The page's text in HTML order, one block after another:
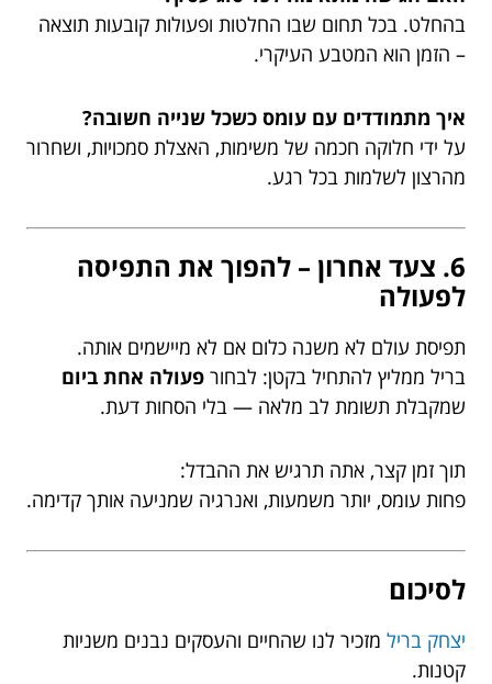
בהחלט. בכל תחום שבו החלטות ופעולות קובעות תוצאה
– הזמן הוא המטבע העיקרי.
איך מתמודדים עם עומס כשכל שנייה חשובה?
על ידי חלוקה חכמה של משימות, האצלת סמכויות, ושחרור
מהרצון לשלמות בכל רגע.
6. צעד אחרון – להפוך את התפיסה
לפעולה
תפיסת עולם לא משנה כלום אם לא מיישמים אותה.
בריל ממליץ להתחיל בקטן: לבחור פעולה אחת ביום
שמקבלת תשומת לב מלאה — בלי הסחות דעת.
תוך זמן קצר, אתה תרגיש את ההבדל:
פחות עומס, יותר משמעות, ואנרגיה שמניעה אותך קדימה.
לסיכום
יצחק בריל מזכיר לנו שהחיים והעסקים נבנים משניות
קטנות.